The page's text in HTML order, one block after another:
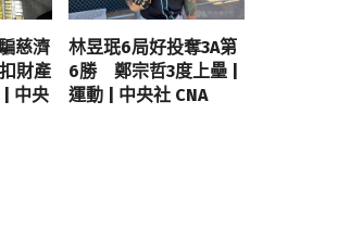
慈濟
財產
中央
林昱珉6局好投奪3A第
6勝 鄭宗哲3度上壘 |
運動 | 中央社 CNA